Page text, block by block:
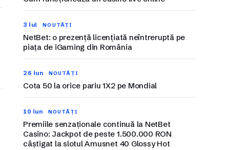
3 iul NOUTĂȚI
NetBet: o prezență licențiată neîntreruptă pe
piața de iGaming din România
26 iun NOUTĂȚI
Cota 50 la orice pariu 1X2 pe Mondial
10 iun NOUTĂȚI
Premiile senzaționale continuă la NetBet
Casino: Jackpot de peste 1.500.000 RON
câștigat la slotul Amusnet 40 Glossy Hot